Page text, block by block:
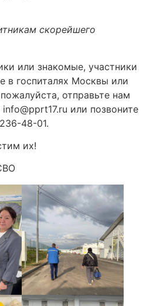
скорейшего
или знакомые, участники
в госпиталях Москвы или
отправьте нам
или позвоните
48-01.
их!